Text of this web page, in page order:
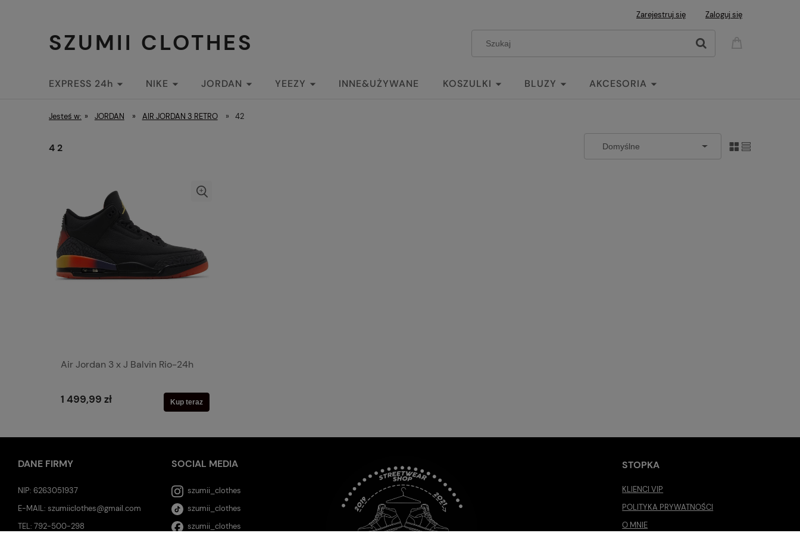
Zarejestruj się Zaloguj się
SZUMII CLOTHES
EXPRESS 24h NIKE JORDAN YEEZY INNE&UŻYWANE KOSZULKI BLUZY AKCESORIA
STREETWEAR
Jesteś w: » JORDAN » AIR JORDAN 3 RETRO » 42
42
Air Jordan 3 x J Balvin Rio-24h
1 499,99 zł Kup teraz
STOPKA
KLIENCI VIP
POLITYKA PRYWATNOŚCI
O MNIE
DANE FIRMY
NIP: 6263051937
E-MAIL:szumiiclothes@gmail.com
TEL:792-500-298
SOCIAL MEDIA
szumii_clothes
szumii_clothes
szumii_clothes